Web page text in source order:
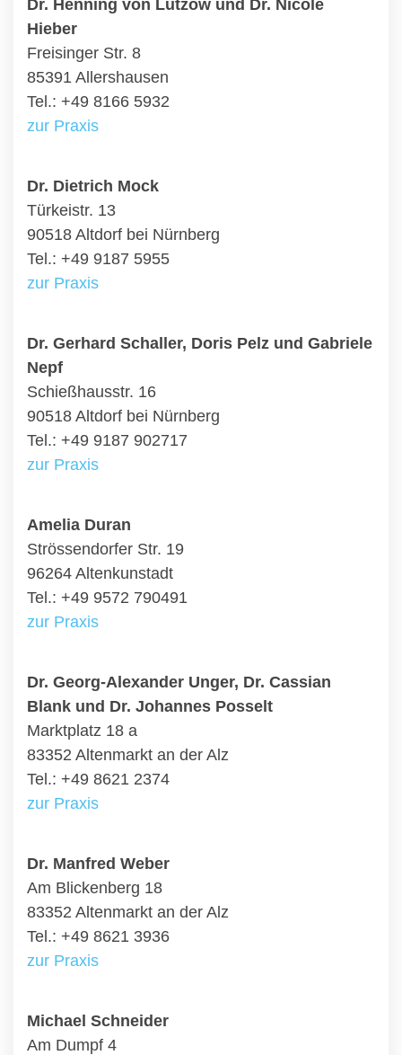
Dr. Henning von Lützow und Dr. Nicole
Hieber
Freisinger Str. 8
85391 Allershausen
Tel.: +49 8166 5932
zur Praxis
Dr. Dietrich Mock
Türkeistr. 13
90518 Altdorf bei Nürnberg
Tel.: +49 9187 5955
zur Praxis
Dr. Gerhard Schaller, Doris Pelz und Gabriele
Nepf
Schießhausstr. 16
90518 Altdorf bei Nürnberg
Tel.: +49 9187 902717
zur Praxis
Amelia Duran
Strössendorfer Str. 19
96264 Altenkunstadt
Tel.: +49 9572 790491
zur Praxis
Dr. Georg-Alexander Unger, Dr. Cassian
Blank und Dr. Johannes Posselt
Marktplatz 18 a
83352 Altenmarkt an der Alz
Tel.: +49 8621 2374
zur Praxis
Dr. Manfred Weber
Am Blickenberg 18
83352 Altenmarkt an der Alz
Tel.: +49 8621 3936
zur Praxis
Michael Schneider
Am Dumpf 4